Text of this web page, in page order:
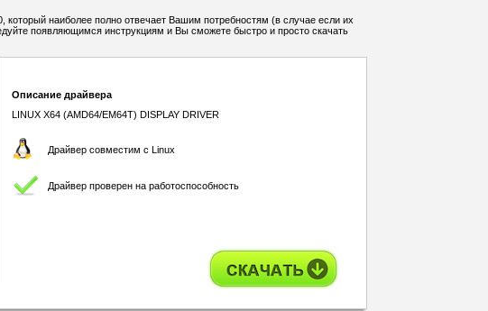
наиболее полно отвечает Вашим потребностям (в случае если их
появляющимся инструкциям и Вы сможете быстро и просто скачать
Описание драйвера
LINUX X64 (AMD64/EM64T) DISPLAY DRIVER
Драйвер совместим с Linux
Драйвер проверен на работоспособность